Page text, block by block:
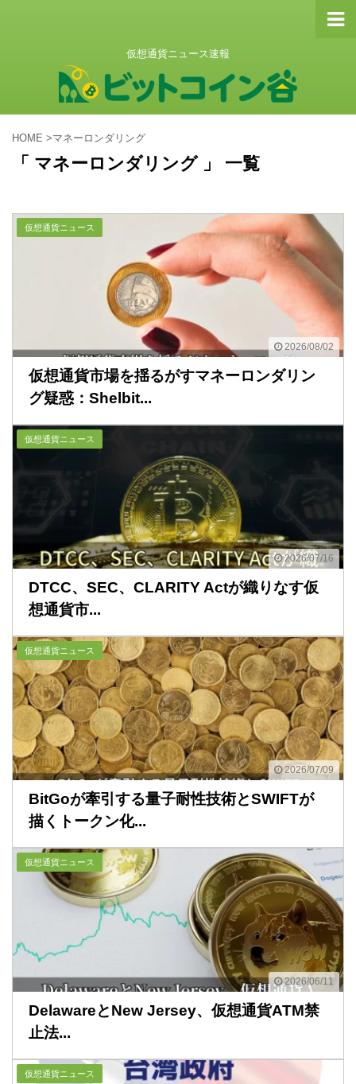
仮想通貨ニュース速報
HOME >マネーロンダリング
「 マネーロンダリング 」 一覧
2026/08/02
仮想通貨ニュース
仮想通貨市場を揺るがすマネーロンダリン
グ疑惑：Shelbit...
2026/07/16
仮想通貨ニュース
DTCC、SEC、CLARITY Actが織りなす仮
想通貨市...
2026/07/09
仮想通貨ニュース
BitGoが牽引する量子耐性技術とSWIFTが
描くトークン化...
2026/06/11
仮想通貨ニュース
DelawareとNew Jersey、仮想通貨ATM禁
止法...
仮想通貨ニュース